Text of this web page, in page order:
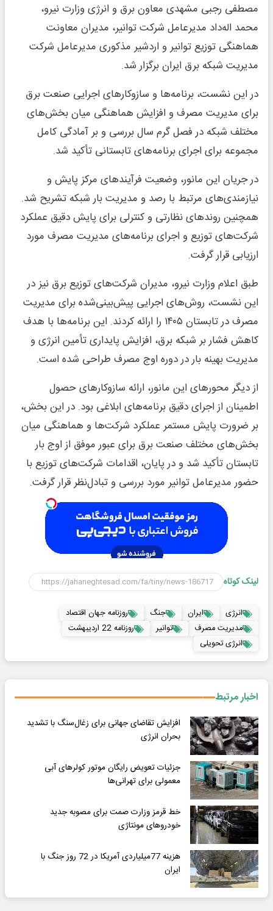
مصطفی رجبی مشهدی معاون برق و انرژی وزارت نیرو،
محمد اله‌داد مدیرعامل شرکت توانیر، مدیران معاونت
هماهنگی توزیع توانیر و اردشیر مذکوری مدیرعامل شرکت
مدیریت شبکه برق ایران برگزار شد.
در این نشست، برنامه‌ها و سازوکارهای اجرایی صنعت برق
برای مدیریت مصرف و افزایش هماهنگی میان بخش‌های
مختلف شبکه در فصل گرم سال بررسی و بر آمادگی کامل
مجموعه برای اجرای برنامه‌های تابستانی تأکید شد.
در جریان این مانور، وضعیت فرآیندهای مرکز پایش و
نیازمندی‌های مرتبط با رصد و مدیریت بار شبکه تشریح شد.
همچنین روندهای نظارتی و کنترلی برای پایش دقیق عملکرد
شرکت‌های توزیع و اجرای برنامه‌های مدیریت مصرف مورد
ارزیابی قرار گرفت.
طبق اعلام وزارت نیرو، مدیران شرکت‌های توزیع برق نیز در
این نشست، روش‌های اجرایی پیش‌بینی‌شده برای مدیریت
مصرف در تابستان ۱۴۰۵ را ارائه کردند. این برنامه‌ها با هدف
کاهش فشار بر شبکه برق، افزایش پایداری تأمین انرژی و
مدیریت بهینه بار در دوره اوج مصرف طراحی شده است.
از دیگر محورهای این مانور، ارائه سازوکارهای حصول
اطمینان از اجرای دقیق برنامه‌های ابلاغی بود. در این بخش،
بر ضرورت پایش مستمر عملکرد شرکت‌ها و هماهنگی میان
بخش‌های مختلف صنعت برق برای عبور موفق از اوج بار
تابستان تأکید شد و در پایان، اقدامات شرکت‌های توزیع با
حضور مدیرعامل توانیر مورد بررسی و تبادل‌نظر قرار گرفت.
لینک کوتاه
انرژی ایران جنگ
روزنامه جهان اقتصاد
مدیریت مصرف
توانیر
روزنامه 22 اردیبهشت
انرژی تحویلی
اخبار مرتبط
افزایش تقاضای جهانی برای زغال‌سنگ با تشدید
بحران انرژی
جزئیات تعویض رایگان موتور کولرهای آبی
معمولی برای تهرانی‌ها
خط قرمز وزارت صمت برای مصوبه جدید
خودروهای مونتاژی
هزینه 77میلیاردی آمریکا در 72 روز جنگ با
ایران